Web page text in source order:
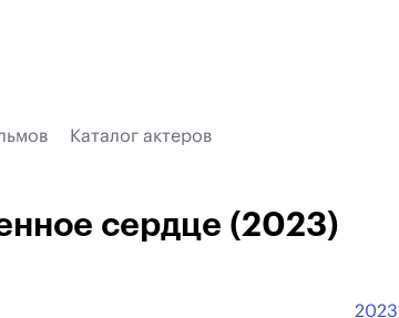
Каталог актеров
сердце (2023)
2023